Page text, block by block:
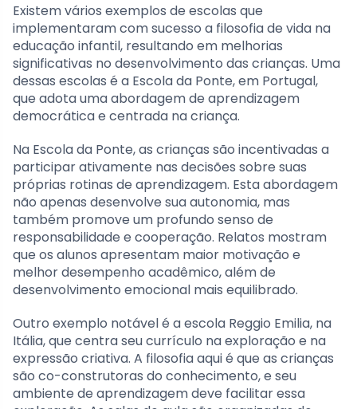
Existem vários exemplos de escolas que
implementaram com sucesso a filosofia de vida na
educação infantil, resultando em melhorias
significativas no desenvolvimento das crianças. Uma
dessas escolas é a Escola da Ponte, em Portugal,
que adota uma abordagem de aprendizagem
democrática e centrada na criança.
Na Escola da Ponte, as crianças são incentivadas a
participar ativamente nas decisões sobre suas
próprias rotinas de aprendizagem. Esta abordagem
não apenas desenvolve sua autonomia, mas
também promove um profundo senso de
responsabilidade e cooperação. Relatos mostram
que os alunos apresentam maior motivação e
melhor desempenho acadêmico, além de
desenvolvimento emocional mais equilibrado.
Outro exemplo notável é a escola Reggio Emilia, na
Itália, que centra seu currículo na exploração e na
expressão criativa. A filosofia aqui é que as crianças
são co-construtoras do conhecimento, e seu
ambiente de aprendizagem deve facilitar essa